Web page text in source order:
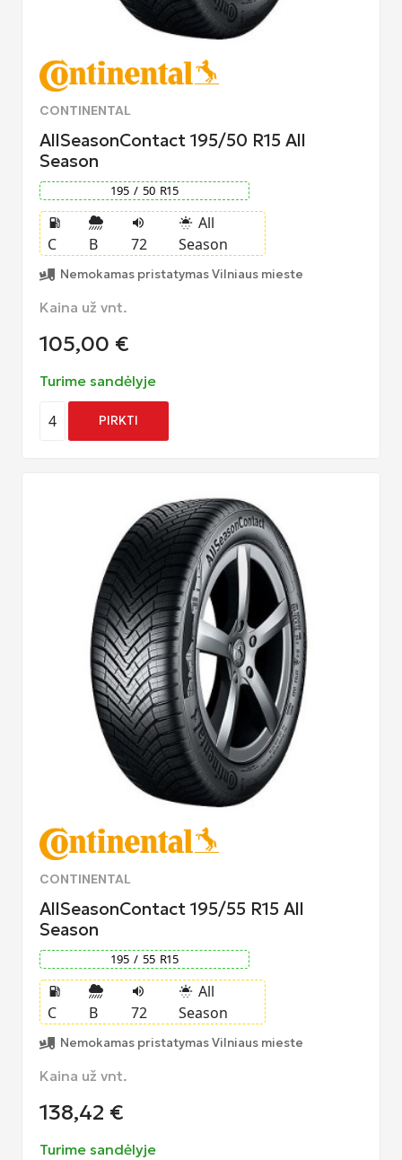
CONTINENTAL
AllSeasonContact 195/50 R15 All
Season
195 / 50 R15
local_gas_station
C B
volume_up
72
sunny_snowing All
Season
Nemokamas pristatymas Vilniaus mieste
Kaina už vnt.
105,00 €
Turime sandėlyje
4 PIRKTI
CONTINENTAL
AllSeasonContact 195/55 R15 All
Season
195 / 55 R15
local_gas_station
C B
volume_up
72
sunny_snowing All
Season
Nemokamas pristatymas Vilniaus mieste
Kaina už vnt.
138,42 €
Turime sandėlyje